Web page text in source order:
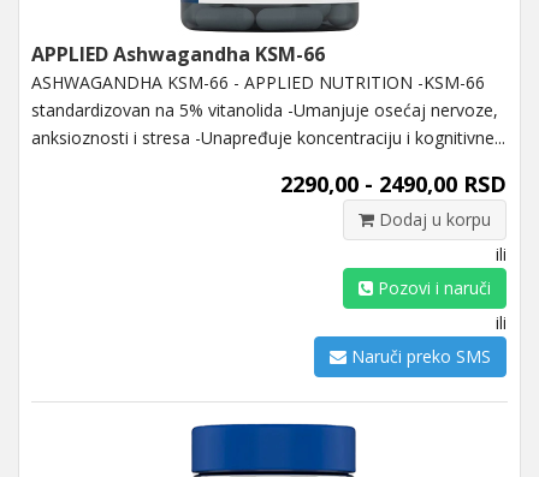
APPLIED Ashwagandha KSM-66
ASHWAGANDHA KSM-66 - APPLIED NUTRITION -KSM-66
standardizovan na 5% vitanolida -Umanjuje osećaj nervoze,
anksioznosti i stresa -Unapređuje koncentraciju i kognitivne...
2290,00 - 2490,00 RSD
Dodaj u korpu
ili
Pozovi i naruči
ili
Naruči preko SMS